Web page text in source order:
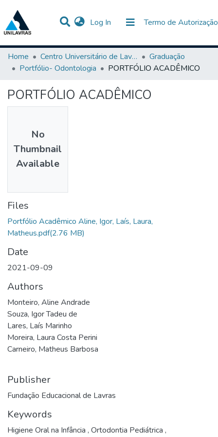
Log In (current) Termo de Autorização
Communities & Collections
Statistics
All of DSpace
Home
Centro Universitário de Lavras-UNILAVRAS
Graduação
Portfólio- Odontologia
PORTFÓLIO ACADÊMICO
PORTFÓLIO ACADÊMICO
No
Thumbnail
Available
Files
Portfólio Acadêmico Aline, Igor, Laís, Laura,
Matheus.pdf(2.76 MB)
Date
2021-09-09
Authors
Monteiro, Aline Andrade
Souza, Igor Tadeu de
Lares, Laís Marinho
Moreira, Laura Costa Perini
Carneiro, Matheus Barbosa
Publisher
Fundação Educacional de Lavras
Keywords
Higiene Oral na Infância , Ortodontia Pediátrica ,